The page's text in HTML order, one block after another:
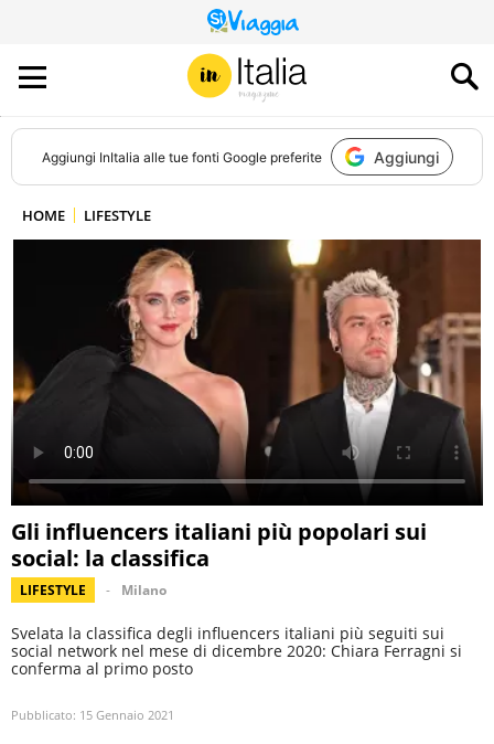
QUESTO
SITO
CONTRIBUISCE
ALL’AUDIENCE
DI
Aggiungi InItalia alle tue fonti Google preferite Aggiungi
HOME LIFESTYLE
Gli influencers italiani più popolari sui
social: la classifica
LIFESTYLE Milano
Svelata la classifica degli influencers italiani più seguiti sui
social network nel mese di dicembre 2020: Chiara Ferragni si
conferma al primo posto
Pubblicato: 15 Gennaio 2021